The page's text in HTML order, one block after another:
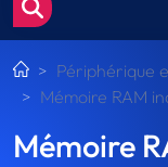
Périphérique
Mémoire RAM
Mémoire